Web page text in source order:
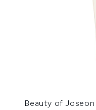
Beauty of